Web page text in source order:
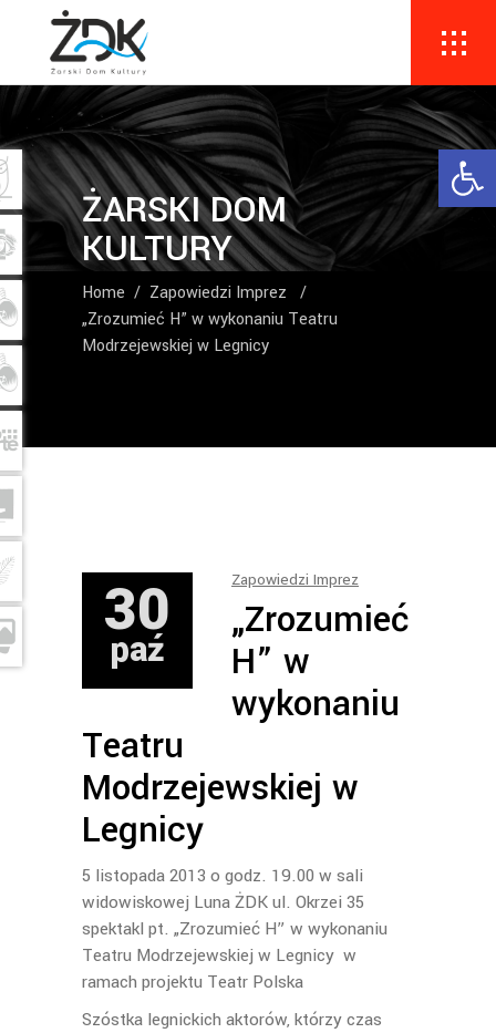
ŻARSKI DOM
KULTURY
Home / Zapowiedzi Imprez
/
„Zrozumieć H” w wykonaniu Teatru
Modrzejewskiej w Legnicy
30
paź
Zapowiedzi Imprez
„Zrozumieć
H” w
wykonaniu
Teatru
Modrzejewskiej w
Legnicy
5 listopada 2013 o godz. 19.00 w sali
widowiskowej Luna ŻDK ul. Okrzei 35
spektakl pt. „Zrozumieć H” w wykonaniu
Teatru Modrzejewskiej w Legnicy w
ramach projektu Teatr Polska
Szóstka legnickich aktorów, którzy czas